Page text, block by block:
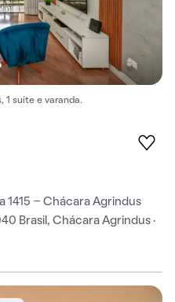
1 suíte e varanda.
1415 - Chácara Agrindus
Brasil, Chácara Agrindus ·